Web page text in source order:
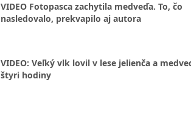
VIDEO Fotopasca zachytila medveďa. To, čo
nasledovalo, prekvapilo aj autora
VIDEO: Veľký vlk lovil v lese jelienča a
štyri hodiny